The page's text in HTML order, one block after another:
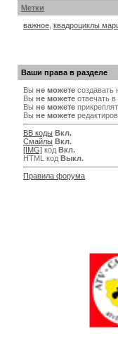
Метки
важное квадроциклы
Ваши права в разделе
Вы не можете создавать
Вы не можете отвечать в
Вы не можете
Вы не можете
BB коды Вкл.
Смайлы Вкл.
[IMG] код Вкл.
HTML код Выкл.
Правила форума